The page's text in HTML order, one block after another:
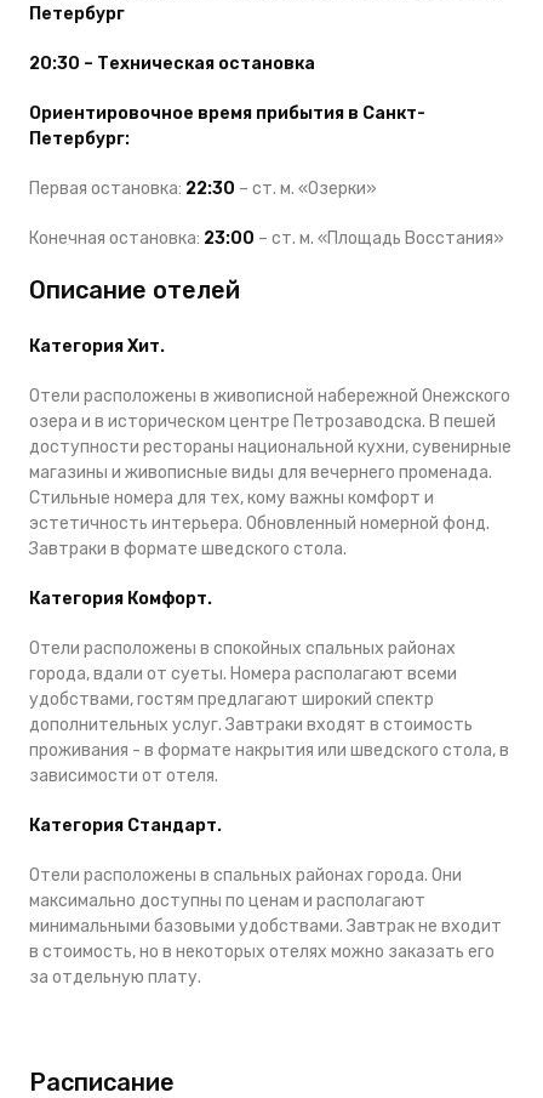
Петербург
20:30 – Техническая остановка
Ориентировочное время прибытия в Санкт-
Петербург:
Первая остановка: 22:30 – ст. м. «Озерки»
Конечная остановка: 23:00 – ст. м. «Площадь Восстания»
Описание отелей
Категория Хит.
Отели расположены в живописной набережной Онежского
озера и в историческом центре Петрозаводска. В пешей
доступности рестораны национальной кухни, сувенирные
магазины и живописные виды для вечернего променада.
Стильные номера для тех, кому важны комфорт и
эстетичность интерьера. Обновленный номерной фонд.
Завтраки в формате шведского стола.
Категория Комфорт.
Отели расположены в спокойных спальных районах
города, вдали от суеты. Номера располагают всеми
удобствами, гостям предлагают широкий спектр
дополнительных услуг. Завтраки входят в стоимость
проживания - в формате накрытия или шведского стола, в
зависимости от отеля.
Категория Стандарт.
Отели расположены в спальных районах города. Они
максимально доступны по ценам и располагают
минимальными базовыми удобствами. Завтрак не входит
в стоимость, но в некоторых отелях можно заказать его
за отдельную плату.
Расписание